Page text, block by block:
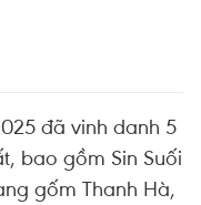
đã vinh danh 5
bao gồm Sin Suối
gốm Thanh Hà,